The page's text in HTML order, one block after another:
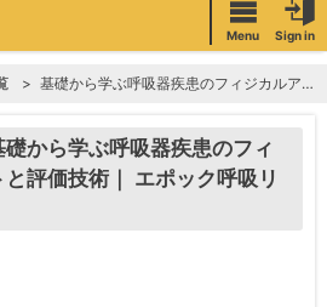
Menu Sign in
基礎から学ぶ呼吸器疾患のフィジカルアセスメントと評価技術｜ エポック呼吸リハスクール実践編
礎から学ぶ呼吸器疾患のフィ
評価技術｜ エポック呼吸リ